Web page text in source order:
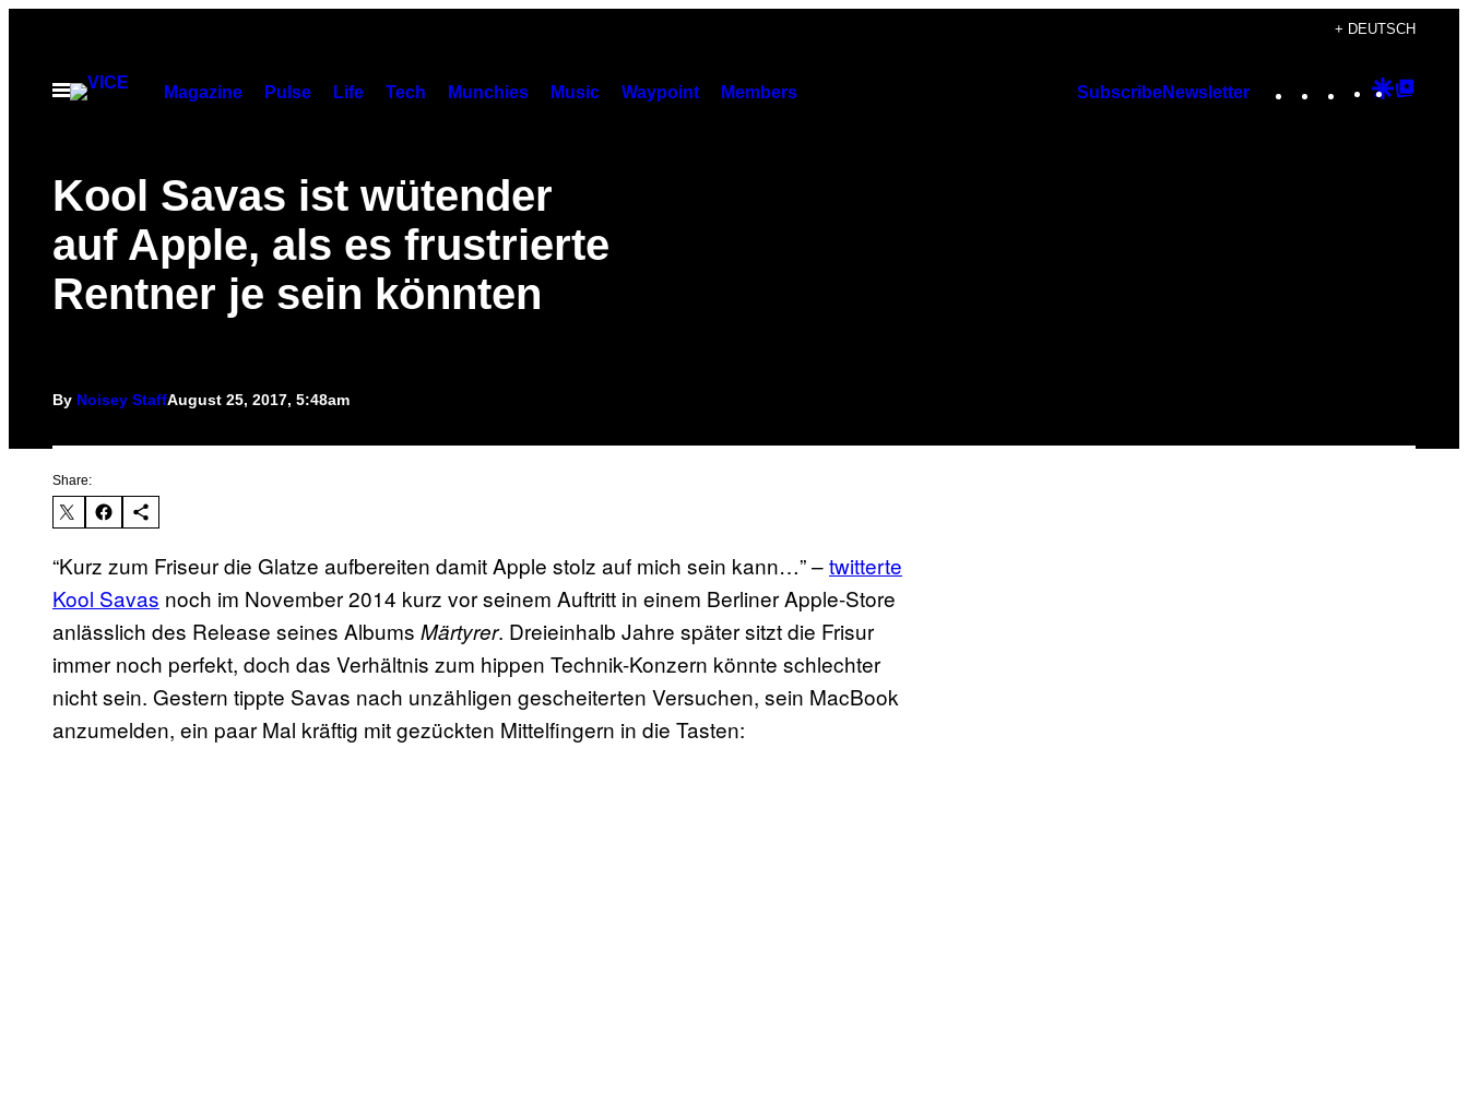
content
+ DEUTSCH
Open
Magazine Pulse Life Tech Munchies Music Waypoint Members SubscribeNewsletter Instagram
TikTok
YouTube
Google
Kool Savas ist wütender
auf Apple, als es frustrierte
Rentner je sein könnten
By Noisey StaffAugust 25, 2017, 5:48am
Share:
“Kurz zum Friseur die Glatze aufbereiten damit Apple stolz auf mich sein kann…” –twitterte
Kool Savas noch im November 2014 kurz vor seinem Auftritt in einem Berliner Apple-Store
anlässlich des Release seines Albums Märtyrer. Dreieinhalb Jahre später sitzt die Frisur
immer noch perfekt, doch das Verhältnis zum hippen Technik-Konzern könnte schlechter
nicht sein. Gestern tippte Savas nach unzähligen gescheiterten Versuchen, sein MacBook
anzumelden, ein paar Mal kräftig mit gezückten Mittelfingern in die Tasten: